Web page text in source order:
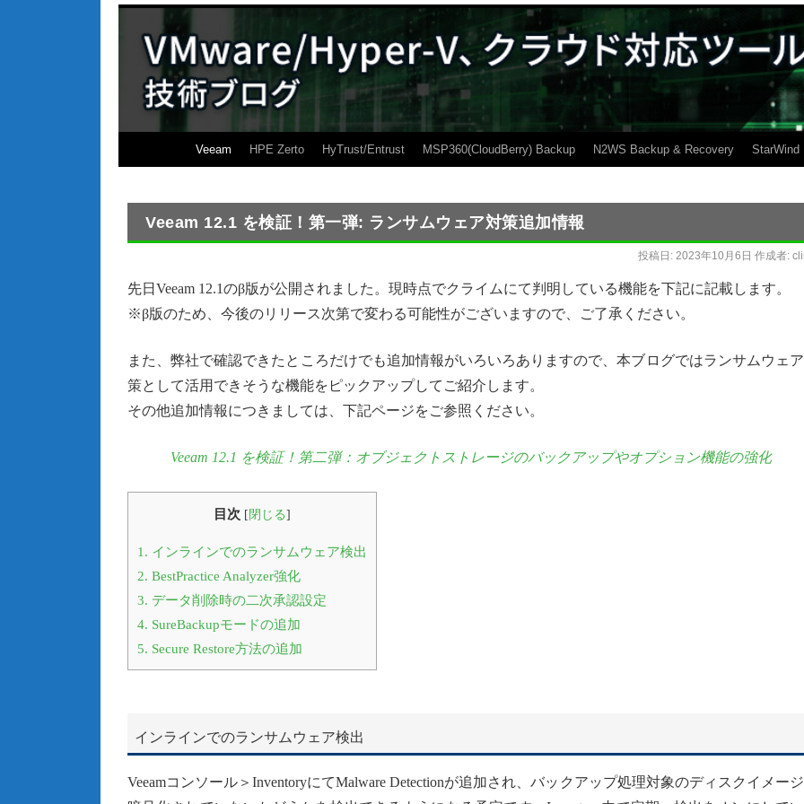
Veeam HPE Zerto HyTrust/Entrust MSP360(CloudBerry) Backup N2WS Backup & Recovery StarWind
Veeam 12.1 を検証！第一弾: ランサムウェア対策追加情報
投稿日: 2023年10月6日 作成者:
先日Veeam 12.1のβ版が公開されました。現時点でクライムにて判明している機能を下記に記載します。
※β版のため、今後のリリース次第で変わる可能性がございますので、ご了承ください。
また、弊社で確認できたところだけでも追加情報がいろいろありますので、本ブログではランサムウェ
策として活用できそうな機能をピックアップしてご紹介します。
その他追加情報につきましては、下記ページをご参照ください。
Veeam 12.1 を検証！第二弾：オブジェクトストレージのバックアップやオプション機能の強化
目次 [ 閉じる]
1. インラインでのランサムウェア検出
2. BestPractice Analyzer強化
3. データ削除時の二次承認設定
4. SureBackupモードの追加
5. Secure Restore方法の追加
インラインでのランサムウェア検出
Veeamコンソール＞InventoryにてMalware Detectionが追加され、バックアップ処理対象のディスクイメー